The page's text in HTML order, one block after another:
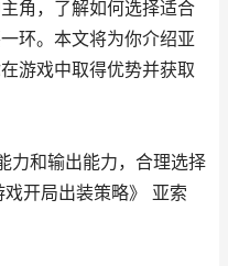
角，了解如何选择适合
环。本文将为你介绍亚
游戏中取得优势并获取
力和输出能力，合理选择
开局出装策略》 亚索